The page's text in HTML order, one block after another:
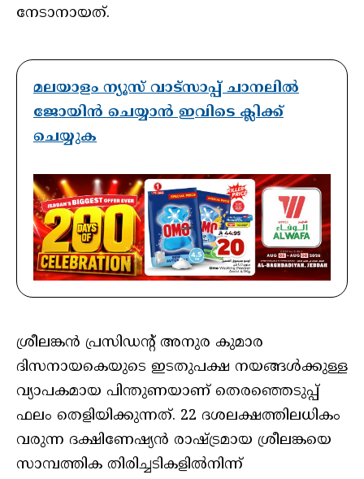
നേടാനായത്.
മലയാളം ന്യൂസ് വാട്സാപ്പ് ചാനലിൽ
ജോയിൻ ചെയ്യാൻ ഇവിടെ ക്ലിക്ക്
ചെയ്യുക
ശ്രീലങ്കൻ പ്രസിഡൻ്റ് അനുര കുമാര
ദിസനായകെയുടെ ഇടതുപക്ഷ നയങ്ങൾക്കുള്ള
വ്യാപകമായ പിന്തുണയാണ് തെരഞ്ഞെടുപ്പ്
ഫലം തെളിയിക്കുന്നത്. 22 ദശലക്ഷത്തിലധികം
വരുന്ന ദക്ഷിണേഷ്യൻ രാഷ്ട്രമായ ശ്രീലങ്കയെ
സാമ്പത്തിക തിരിച്ചടികളിൽനിന്ന്